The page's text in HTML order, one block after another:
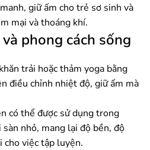
giữ ấm cho trẻ sơ sinh và
mại và thoáng khí.
phong cách sống
trải hoặc thảm yoga bằng
điều chỉnh nhiệt độ, giữ ấm mà
có thể được sử dụng trong
nhỏ, mang lại độ bền, độ
cho việc tập luyện.